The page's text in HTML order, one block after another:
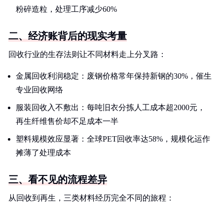
粉碎造粒，处理工序减少60%
二、经济账背后的现实考量
回收行业的生存法则让不同材料走上分叉路：
金属回收利润稳定：废钢价格常年保持新钢的30%，催生
专业回收网络
服装回收入不敷出：每吨旧衣分拣人工成本超2000元，
再生纤维售价却不足成本一半
塑料规模效应显著：全球PET回收率达58%，规模化运作
摊薄了处理成本
三、看不见的流程差异
从回收到再生，三类材料经历完全不同的旅程：